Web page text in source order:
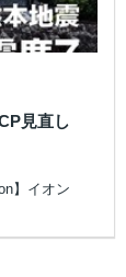
見直し
】イオン